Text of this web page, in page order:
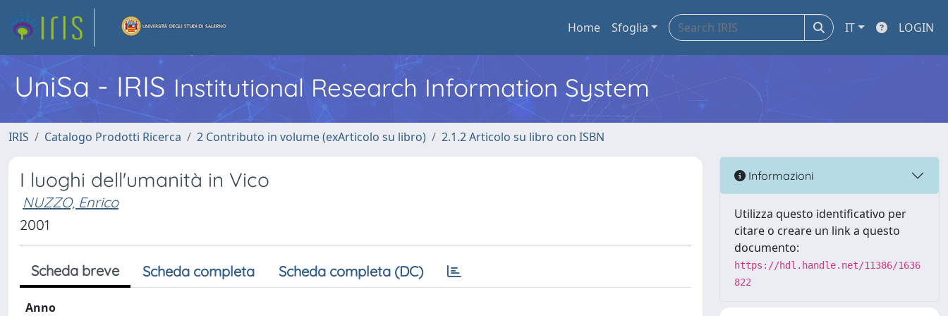
Home Sfoglia IT LOGIN
UniSa - IRIS Institutional Research Information System
IRIS Catalogo Prodotti Ricerca 2 Contributo in volume (exArticolo su libro) 2.1.2 Articolo su libro con ISBN
I luoghi dell'umanità in Vico
NUZZO, Enrico
2001
Scheda breve Scheda completa Scheda completa (DC)
Anno
Informazioni
Utilizza questo identificativo per
citare o creare un link a questo
documento:
https://hdl.handle.net/11386/1636
822